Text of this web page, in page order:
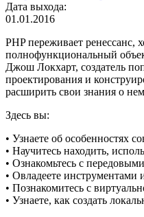
Дата выхода:
01.01.2016
PHP переживает ренессанс,
полнофункциональный
Джош Локхарт, создатель
проектирования и
расширить свои знания о
Здесь вы:
• Узнаете об особенностях
• Научитесь находить,
• Ознакомьтесь с
• Овладеете
• Познакомитесь с
• Узнаете, как создать